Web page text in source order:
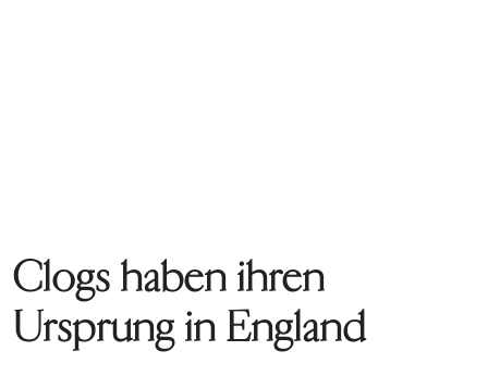
Clogs haben ihren
Ursprung in England